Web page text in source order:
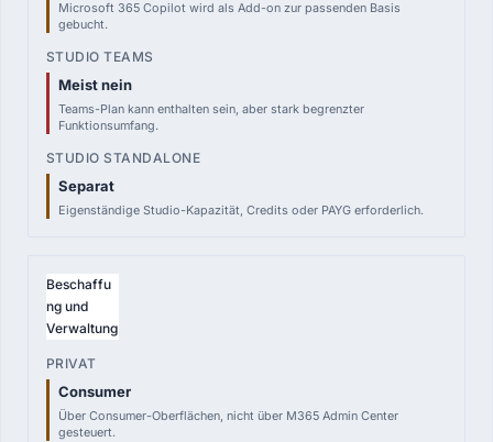
Microsoft 365 Copilot wird als Add-on zur passenden Basis
gebucht.
Meist nein
Teams-Plan kann enthalten sein, aber stark begrenzter
Funktionsumfang.
Separat
Eigenständige Studio-Kapazität, Credits oder PAYG erforderlich.
Beschaffu
ng und
Verwaltung
Consumer
Über Consumer-Oberflächen, nicht über M365 Admin Center
gesteuert.